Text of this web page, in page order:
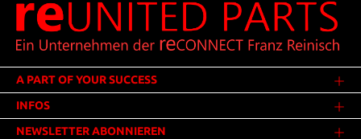
A PART OF YOUR SUCCESS
INFOS
NEWSLETTER ABONNIEREN